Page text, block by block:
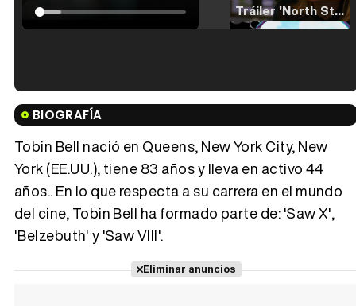
Tráiler 'North Star' (2023)
Tráiler en español de 'La isla olvidada'
Tráiler 'Vida perra' (2026)
BIOGRAFÍA
Tobin Bell nació en Queens, New York City, New
York (EE.UU.), tiene 83 años y lleva en activo 44
años.. En lo que respecta a su carrera en el mundo
del cine, Tobin Bell ha formado parte de: 'Saw X',
'Belzebuth' y 'Saw VIII'.
Eliminar anuncios